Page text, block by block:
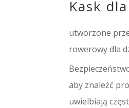
Kask
utworzone
rowerowy dla
aby znaleźć
uwielbiają